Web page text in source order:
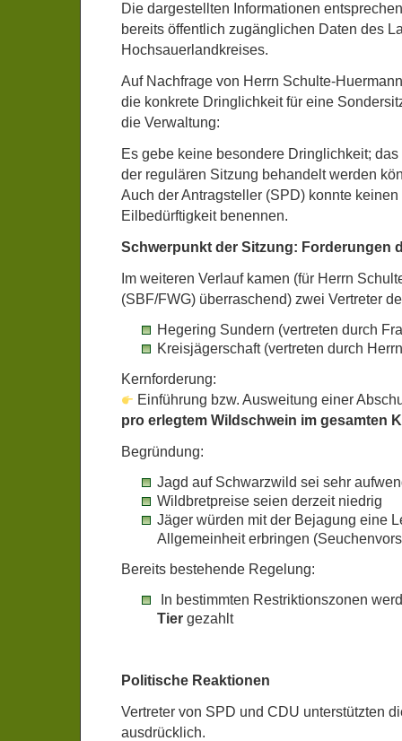
Die dargestellten Informationen
bereits öffentlich zugänglichen Daten des
Hochsauerlandkreises.
Auf Nachfrage von Herrn Schulte-
die konkrete Dringlichkeit für eine
die Verwaltung:
Es gebe keine besondere Dringlichkeit;
der regulären Sitzung behandelt werden
Auch der Antragsteller (SPD) konnte
Eilbedürftigkeit benennen.
Schwerpunkt der Sitzung: Forderungen
Im weiteren Verlauf kamen (für Herrn
(SBF/FWG) überraschend) zwei Vertreter
Hegering Sundern (vertreten durch
Kreisjägerschaft (vertreten durch
Kernforderung:
Einführung bzw. Ausweitung einer
pro erlegtem Wildschwein im gesamten
Begründung:
Jagd auf Schwarzwild sei sehr
Wildbretpreise seien derzeit niedrig
Jäger würden mit der Bejagung eine
Allgemeinheit erbringen
Bereits bestehende Regelung:
In bestimmten Restriktionszonen
Tier gezahlt
Politische Reaktionen
Vertreter von SPD und CDU unterstützten
ausdrücklich.